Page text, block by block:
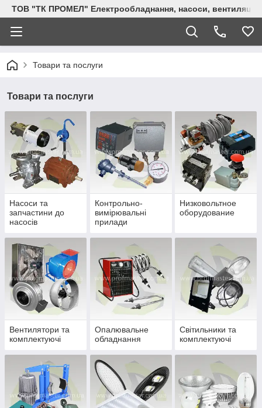
ТОВ "ТК ПРОМЕЛ" Електрообладнання, насоси, вентиляція,
Товари та послуги
Товари та послуги
Насоси та
запчастини до
насосів
Контрольно-
вимірювальні
прилади
Низковольтное
оборудование
Вентилятори та
комплектуючі
Опалювальне
обладнання
Світильники та
комплектуючі